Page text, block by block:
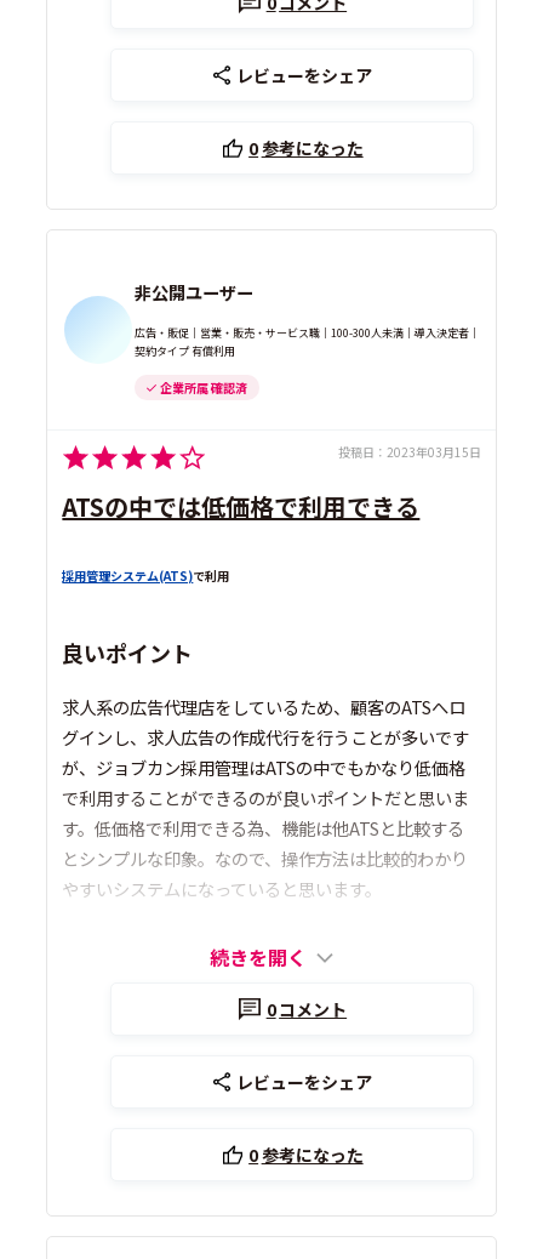
レビューをシェア
0参考になった
非公開ユーザー
広告・販促｜営業・販売・サービス職｜100-300人未満｜導入決定者｜
契約タイプ 有償利用
企業所属 確認済
投稿日： 2023年03月15日
ATSの中では低価格で利用できる
採用管理システム(ATS)で利用
良いポイント
求人系の広告代理店をしているため、顧客のATSへロ
グインし、求人広告の作成代行を行うことが多いです
が、ジョブカン採用管理はATSの中でもかなり低価格
で利用することができるのが良いポイントだと思いま
す。低価格で利用できる為、機能は他ATSと比較する
とシンプルな印象。なので、操作方法は比較的わかり
やすいシステムになっていると思います。
続きを開く
0コメント
レビューをシェア
0参考になった